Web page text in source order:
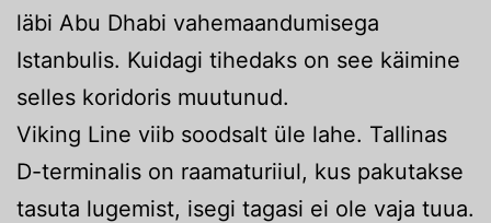
läbi Abu Dhabi vahemaandumisega
Istanbulis. Kuidagi tihedaks on see käimine
selles koridoris muutunud.
Viking Line viib soodsalt üle lahe. Tallinas
D-terminalis on raamaturiiul, kus pakutakse
tasuta lugemist, isegi tagasi ei ole vaja tuua.